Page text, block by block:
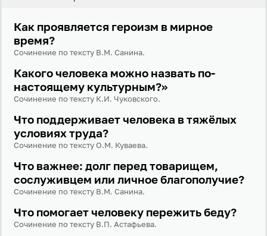
Как проявляется героизм в мирное
время?
Сочинение по тексту В.М. Санина.
Какого человека можно назвать по-
настоящему культурным?»
Сочинение по тексту К.И. Чуковского.
Что поддерживает человека в тяжёлых
условиях труда?
Сочинение по тексту О.М. Куваева.
Что важнее: долг перед товарищем,
сослуживцем или личное благополучие?
Сочинение по тексту В.М. Санина.
Что помогает человеку пережить беду?
Сочинение по тексту В.П. Астафьева.